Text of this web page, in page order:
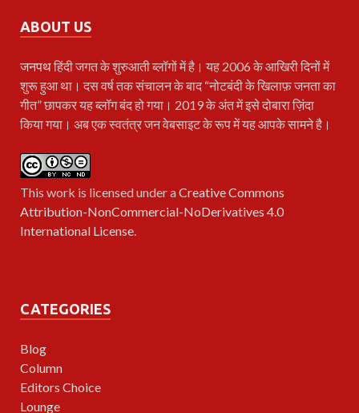
ABOUT US
जनपथहिंदी जगत के शुरुआती ब्लॉगों में है। यह 2006 के आखिरी दिनों में
शुरू हुआ था। दस वर्ष तक संचालन के बाद “नोटबंदी के खिलाफ़ जनता का
गीत” छापकर यह ब्लॉग बंद हो गया। 2019 के अंत में इसे दोबारा ज़िंदा
किया गया। अब एक स्वतंत्र जन वेबसाइट के रूप में यह आपके सामने है।
This work is licensed under aCreative Commons
Attribution-NonCommercial-NoDerivatives 4.0
International License.
CATEGORIES
Blog
Column
Editors Choice
Lounge